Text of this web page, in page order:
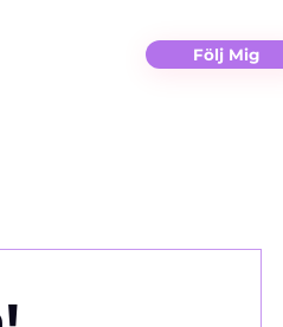
Kontakt Följ Mig